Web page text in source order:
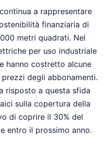
a rappresentare
finanziaria di
metri quadrati. Nel
per uso industriale
hanno costretto alcune
degli abbonamenti.
risposto a questa sfida
sulla copertura della
di coprire il 30% del
entro il prossimo anno.